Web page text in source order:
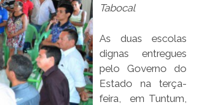
Tabocal
As duas escolas
dignas entregues
pelo Governo do
Estado na terça-
feira, em Tuntum,